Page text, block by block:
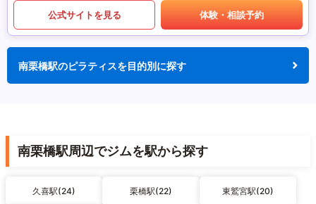
公式サイトを見る 体験・相談予約
南栗橋駅のピラティスを目的別に探す
南栗橋駅周辺でジムを駅から探す
久喜駅(24) 栗橋駅(22) 東鷲宮駅(20)